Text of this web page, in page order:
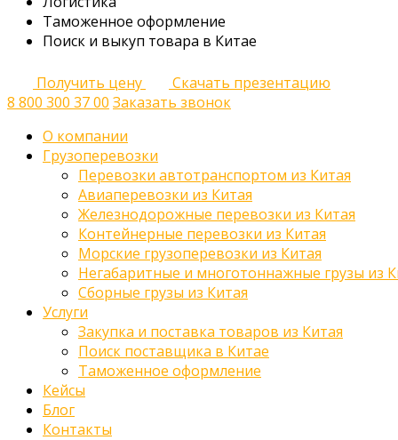
Таможенное оформление
Поиск и выкуп товара в Китае
Получить цену
Скачать презентацию
8 800 300 37 00 Заказать звонок
О компании
Грузоперевозки
Перевозки автотранспортом из Китая
Авиаперевозки из Китая
Железнодорожные перевозки из Китая
Контейнерные перевозки из Китая
Морские грузоперевозки из Китая
Негабаритные и многотоннажные грузы из
Сборные грузы из Китая
Услуги
Закупка и поставка товаров из Китая
Поиск поставщика в Китае
Таможенное оформление
Кейсы
Блог
Контакты